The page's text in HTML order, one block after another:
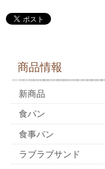
商品情報
新商品
食パン
食事パン
ラブラブサンド